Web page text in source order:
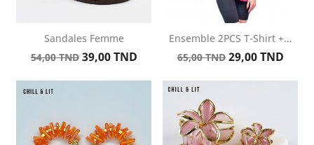
Sandales Femme
Prix
base
54,00 TND Prix
39,00 TND
Ensemble 2PCS T-Shirt +...
Prix
base
65,00 TND Prix
29,00 TND